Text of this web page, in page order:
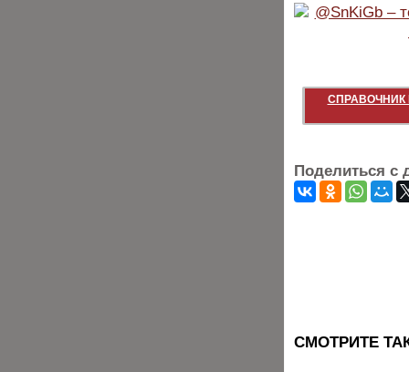
СПРАВОЧНИК
Поделиться с
CМОТРИТЕ